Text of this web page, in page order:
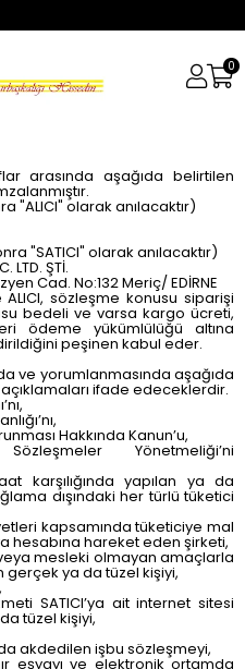
0
arasında aşağıda belirtilen
"ALICI" olarak anılacaktır)
"SATICI" olarak anılacaktır)
LTD. ŞTİ.
Cad. No:132 Meriç/ EDİRNE
sözleşme konusu siparişi
bedeli ve varsa kargo ücreti,
ödeme yükümlülüğü altına
peşinen kabul eder.
ve yorumlanmasında aşağıda
açıklamaları ifade edeceklerdir.
Hakkında Kanun’u,
Yönetmeliği’ni
karşılığında yapılan ya da
dışındaki her türlü tüketici
kapsamında tüketiciye mal
hesabına hareket eden şirketi,
mesleki olmayan amaçlarla
ya da tüzel kişiyi,
SATICI’ya ait internet sitesi
tüzel kişiyi,
akdedilen işbu sözleşmeyi,
eşyayı ve elektronik ortamda